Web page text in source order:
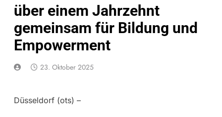
über einem Jahrzehnt
gemeinsam für Bildung und
Empowerment
23. Oktober 2025
Düsseldorf (ots) –